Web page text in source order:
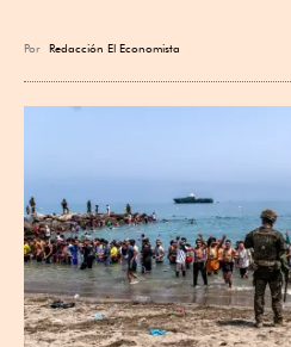
Por Redacción El Economista